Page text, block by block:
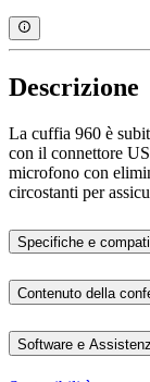
Descrizione
La cuffia 960 è
con il connettore
microfono con
circostanti per
Specifiche e
Contenuto della
Software e